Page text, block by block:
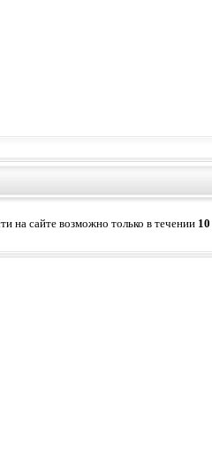
на сайте возможно только в течении 10